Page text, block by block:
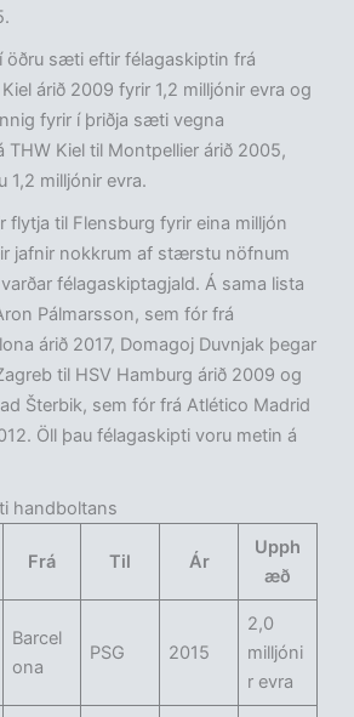
öðru sæti eftir félagaskiptin frá
árið 2009 fyrir 1,2 milljónir evra og
fyrir í þriðja sæti vegna
THW Kiel til Montpellier árið 2005,
1,2 milljónir evra.
til Flensburg fyrir eina milljón
jafnir nokkrum af stærstu nöfnum
félagaskiptagjald. Á sama lista
Pálmarsson, sem fór frá
árið 2017, Domagoj Duvnjak þegar
til HSV Hamburg árið 2009 og
Šterbik, sem fór frá Atlético Madrid
Öll þau félagaskipti voru metin á
handboltans
Frá Til Ár
Upph
æð
Barcel
ona
PSG 2015
2,0
milljóni
r evra